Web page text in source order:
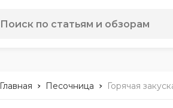
Главная - Песочница - Горячая